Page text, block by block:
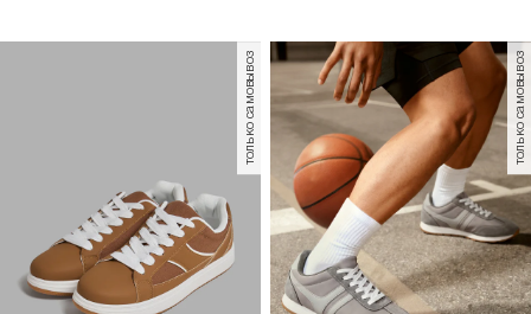
только самовывоз только самовывоз